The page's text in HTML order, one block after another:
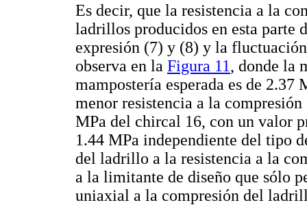
Es decir, que la resistencia a la
ladrillos producidos en esta parte
expresión (7) y (8) y la
observa en la Figura 11, donde la
mampostería esperada es de
menor resistencia a la
MPa del chircal 16, con un valor
1.44 MPa independiente del tipo
del ladrillo a la resistencia a la
a la limitante de diseño que sólo
uniaxial a la compresión del